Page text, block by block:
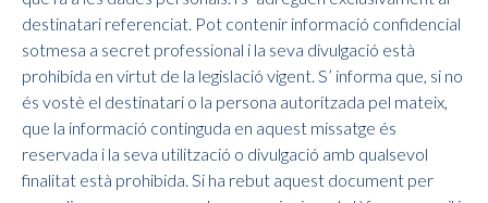
destinatari referenciat. Pot contenir informació confidencial
sotmesa a secret professional i la seva divulgació està
prohibida en virtut de la legislació vigent. S’ informa que, si no
és vostè el destinatari o la persona autoritzada pel mateix,
que la informació continguda en aquest missatge és
reservada i la seva utilització o divulgació amb qualsevol
finalitat està prohibida. Si ha rebut aquest document per